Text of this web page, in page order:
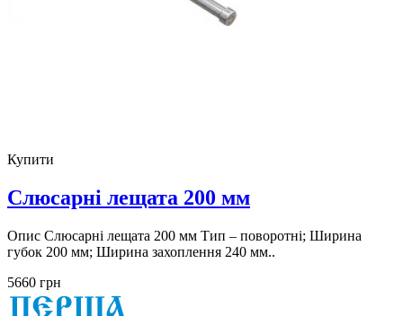
Купити
Слюсарні лещата 200 мм
Опис Слюсарні лещата 200 мм Тип – поворотні; Ширина
губок 200 мм; Ширина захоплення 240 мм..
5660 грн